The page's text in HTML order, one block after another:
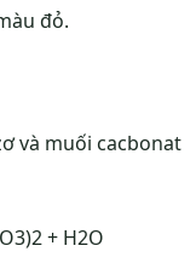
đỏ.
và muối cacbonat
+ H2O